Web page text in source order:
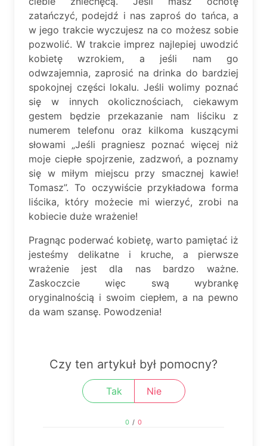
zatańczyć, podejdź i nas zaproś do tańca, a
w jego trakcie wyczujesz na co możesz sobie
pozwolić. W trakcie imprez najlepiej uwodzić
kobietę wzrokiem, a jeśli nam go
odwzajemnia, zaprosić na drinka do bardziej
spokojnej części lokalu. Jeśli wolimy poznać
się w innych okolicznościach, ciekawym
gestem będzie przekazanie nam liściku z
numerem telefonu oraz kilkoma kuszącymi
słowami „Jeśli pragniesz poznać więcej niż
moje ciepłe spojrzenie, zadzwoń, a poznamy
się w miłym miejscu przy smacznej kawie!
Tomasz”. To oczywiście przykładowa forma
liścika, który możecie mi wierzyć, zrobi na
kobiecie duże wrażenie!
Pragnąc poderwać kobietę, warto pamiętać iż
jesteśmy delikatne i kruche, a pierwsze
wrażenie jest dla nas bardzo ważne.
Zaskoczcie więc swą wybrankę
oryginalnością i swoim ciepłem, a na pewno
da wam szansę. Powodzenia!
Czy ten artykuł był pomocny?
Tak Nie
0 / 0